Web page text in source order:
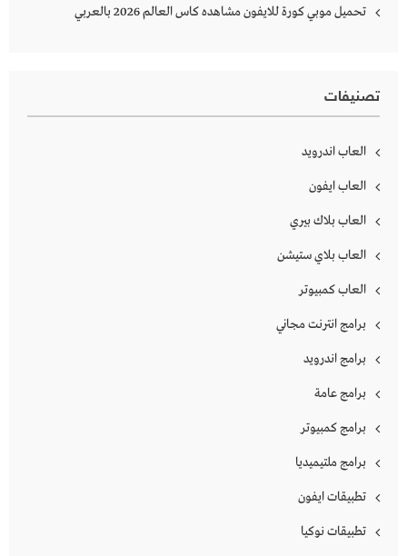
تحميل موبي كورة للايفون مشاهده كاس العالم 2026 بالعربي
تصنيفات
العاب اندرويد
العاب ايفون
العاب بلاك بيري
العاب بلاي ستيشن
العاب كمبيوتر
برامج انترنت مجاني
برامج اندرويد
برامج عامة
برامج كمبيوتر
برامج ملتيميديا
تطبيقات ايفون
تطبيقات نوكيا